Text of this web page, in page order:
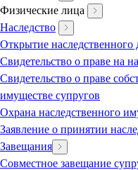
Физические лица
Наследство
Открытие наследственного
Свидетельство о праве на
Свидетельство о праве
имуществе супругов
Охрана наследственного
Заявление о принятии
Завещания
Совместное завещание